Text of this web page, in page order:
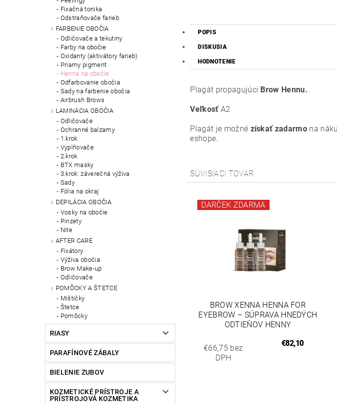
Fixačná tonika
Odstraňovače farieb
FARBENIE OBOČIA
Odličovače a tekutiny
Farby na obočie
Oxidanty (aktivátory farieb)
Priamy pigment
Henna na obočie
Odfarbovanie obočia
Sady na farbenie obočia
Airbrush Brows
LAMINÁCIA OBOČIA
Odličovače
Ochranné balzamy
1.krok
Vyplňovače
2.krok
BTX masky
3.krok: záverečná výživa
Sady
Fólia na okraj
DEPILÁCIA OBOČIA
Vosky na obočie
Pinzety
Nite
AFTER CARE
Fixátory
Výživa obočia
Brow Make-up
Odličovače
POMÔCKY A ŠTETCE
Mištičky
Štetce
Pomôcky
RIASY
PARAFÍNOVÉ ZÁBALY
BIELENIE ZUBOV
KOZMETICKÉ PRÍSTROJE A
PRÍSTROJOVÁ KOZMETIKA
POPIS
DISKUSIA
HODNOTENIE
Plagát propagujúci Brow Hennu.
VeľkosťA2
Plagát je možné získať zadarmo na
eshope.
SÚVISIACI TOVAR
DARČEK ZDARMA
BROW XENNA HENNA FOR
EYEBROW – SÚPRAVA HNEDÝCH
ODTIEŇOV HENNY
€66,75 bez
DPH
€82,10